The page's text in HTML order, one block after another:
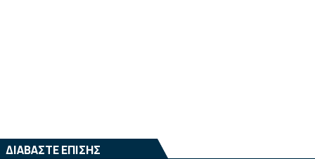
ΔΙΑΒΑΣΤΕ ΕΠΙΣΗΣ